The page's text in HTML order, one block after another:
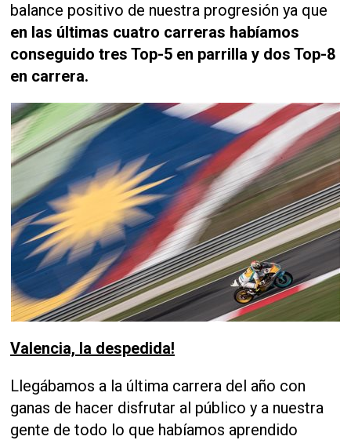
balance positivo de nuestra progresión ya que
en las últimas cuatro carreras habíamos
conseguido tres Top-5 en parrilla y dos Top-8
en carrera.
Valencia, la despedida!
Llegábamos a la última carrera del año con
ganas de hacer disfrutar al público y a nuestra
gente de todo lo que habíamos aprendido